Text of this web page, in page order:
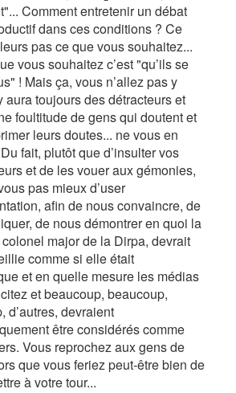
Comment entretenir un débat
dans ces conditions ? Ce
pas ce que vous souhaitez...
vous souhaitez c’est "qu’ils se
! Mais ça, vous n’allez pas y
aura toujours des détracteurs et
foultitude de gens qui doutent et
leurs doutes... ne vous en
fait, plutôt que d’insulter vos
et de les vouer aux gémonies,
pas mieux d’user
afin de nous convaincre, de
de nous démontrer en quoi la
major de la Dirpa, devrait
comme si elle était
et en quelle mesure les médias
et beaucoup, beaucoup,
d’autres, devraient
être considérés comme
Vous reprochez aux gens de
que vous feriez peut-être bien de
à votre tour...